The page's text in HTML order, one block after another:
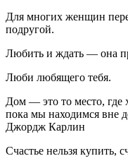
Для многих женщин
подругой.
Любить и ждать — она
Люби любящего тебя.
Дом — это то место, где
пока мы находимся вне
Джордж Карлин
Счастье нельзя купить,